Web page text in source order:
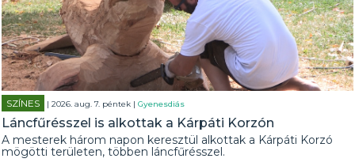
SZÍNES | 2026. aug. 7. péntek |Gyenesdiás
Láncfűrésszel is alkottak a Kárpáti Korzón
A mesterek három napon keresztül alkottak a Kárpáti Korzó
mögötti területen, többen láncfűrésszel.